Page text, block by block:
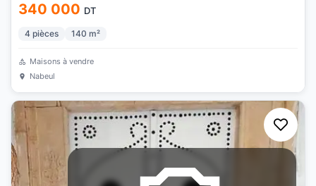
340 000 DT
4 pièces 140 m²
Maisons à vendre
Nabeul